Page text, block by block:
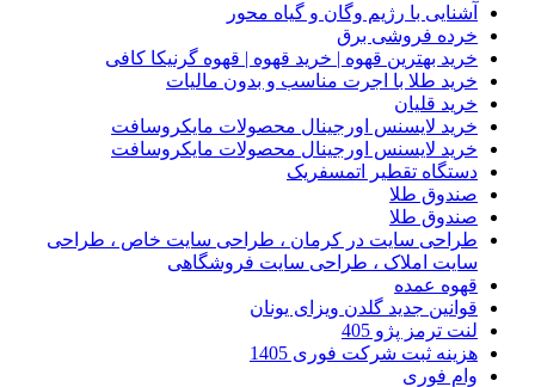
آشنایی با رژیم وگان و گیاه محور
خرده فروشی برق
خرید بهترین قهوه | خرید قهوه | قهوه گرنیکا کافی
خرید طلا با اجرت مناسب و بدون مالیات
خرید قلیان
خرید لایسنس اورجینال محصولات مایکروسافت
خرید لایسنس اورجینال محصولات مایکروسافت
دستگاه تقطیر اتمسفریک
صندوق طلا
صندوق طلا
طراحی سایت در کرمان ، طراحی سایت خاص ، طراحی
سایت املاک ، طراحی سایت فروشگاهی
قهوه عمده
قوانین جدید گلدن ویزای یونان
لنت ترمز پژو 405
هزینه ثبت شرکت فوری 1405
وام فوری